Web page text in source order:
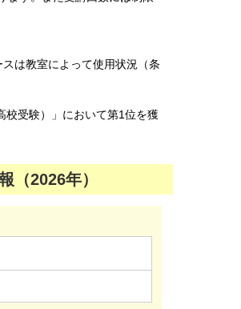
は教室によって使用状況（条
受験）」において第1位を獲
（2026年）